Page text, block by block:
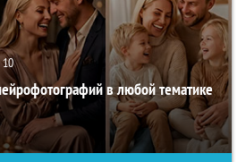
10
в любой тематике